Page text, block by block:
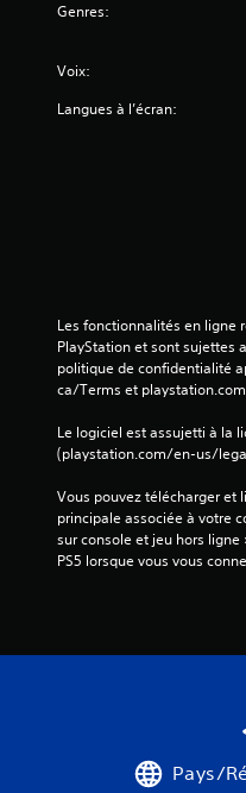
Genres:
Voix:
Langues à l’écran:
Les fonctionnalités en ligne
PlayStation et sont sujettes
politique de confidentialité
ca/Terms et
Le logiciel est assujetti à la
(playstation.com/en-us/
Vous pouvez télécharger et
principale associée à votre
sur console et jeu hors
PS5 lorsque vous vous
Pays/